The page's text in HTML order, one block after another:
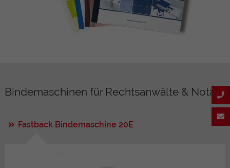
Bindemaschinen für Rechtsanwälte & Notare
Fastback Bindemaschine 20E